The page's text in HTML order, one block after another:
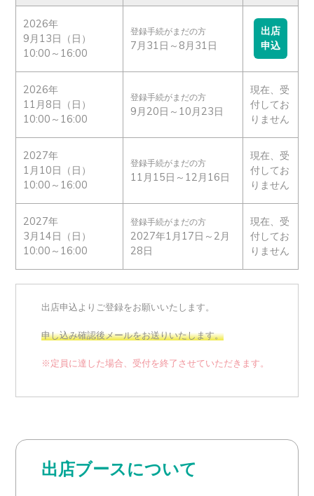
2026年
9月13日（日）
10:00～16:00
登録手続がまだの方
7月31日～8月31日
出店
申込
2026年
11月8日（日）
10:00～16:00
登録手続がまだの方
9月20日～10月23日
現在、受
付してお
りません
2027年
1月10日（日）
10:00～16:00
登録手続がまだの方
11月15日～12月16日
現在、受
付してお
りません
2027年
3月14日（日）
10:00～16:00
登録手続がまだの方
2027年1月17日～2月
28日
現在、受
付してお
りません
出店申込よりご登録をお願いいたします。
申し込み確認後メールをお送りいたします。
※定員に達した場合、受付を終了させていただきます。
出店ブースについて